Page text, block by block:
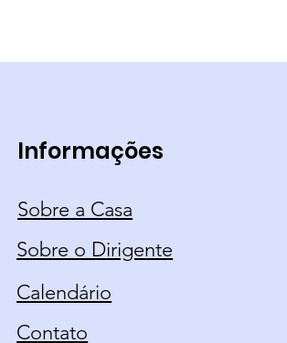
Informações
Sobre a Casa
Sobre o Dirigente
Calendário
Contato